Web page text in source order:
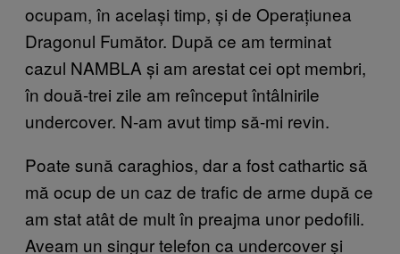
ocupam, în același timp, și de Operațiunea
Dragonul Fumător. După ce am terminat
cazul NAMBLA și am arestat cei opt membri,
în două-trei zile am reînceput întâlnirile
undercover. N-am avut timp să-mi revin.
Poate sună caraghios, dar a fost cathartic să
mă ocup de un caz de trafic de arme după ce
am stat atât de mult în preajma unor pedofili.
Aveam un singur telefon ca undercover și